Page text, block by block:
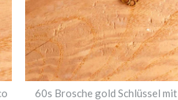
60s Brosche gold Schlüssel mit